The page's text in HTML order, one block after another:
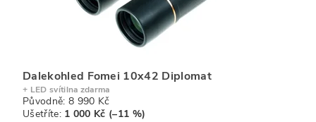
Dalekohled Fomei 10x42 Diplomat
+ LED svítilna zdarma
Původně: 8 990 Kč
Ušetříte: 1 000 Kč (–11 %)